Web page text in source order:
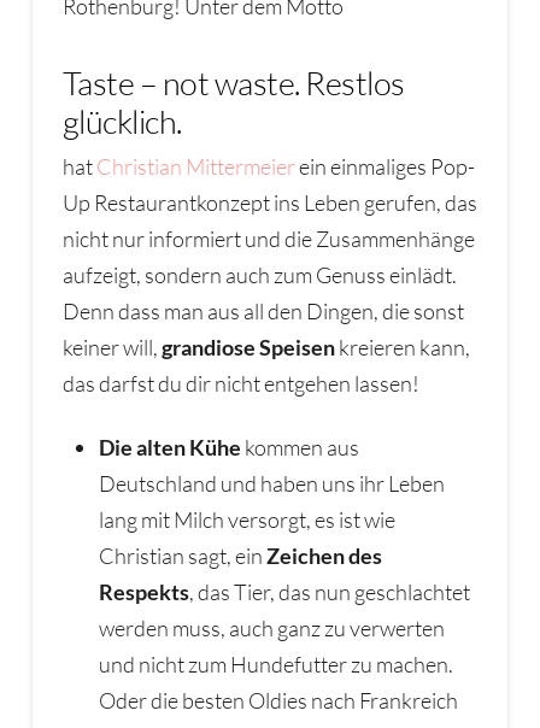
Rothenburg! Unter dem Motto
Taste – not waste. Restlos
glücklich.
hatChristian Mittermeierein einmaliges Pop-
Up Restaurantkonzept ins Leben gerufen, das
nicht nur informiert und die Zusammenhänge
aufzeigt, sondern auch zum Genuss einlädt.
Denn dass man aus all den Dingen, die sonst
keiner will,grandiose Speisenkreieren kann,
das darfst du dir nicht entgehen lassen!
Die alten Kühe kommen aus
Deutschland und haben uns ihr Leben
lang mit Milch versorgt, es ist wie
Christian sagt, einZeichen des
Respekts, das Tier, das nun geschlachtet
werden muss, auch ganz zu verwerten
und nicht zum Hundefutter zu machen.
Oder die besten Oldies nach Frankreich